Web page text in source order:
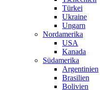
Türkei
Ukraine
Ungarn
Nordamerika
USA
Kanada
Südamerika
Argentinien
Brasilien
Bolivien